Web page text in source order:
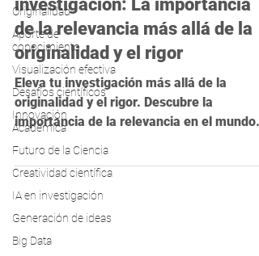
Originalidad
Aporte de
conocimiento
Visualización efectiva
Desafíos científicos
Innovación
Académica
Futuro de la Ciencia
Creatividad científica
IA en investigación
Generación de ideas
Big Data
Cómo diferenciar y elevar tu
investigación: La importancia
de la relevancia más allá de la
originalidad y el rigor
Eleva tu investigación más allá de la
originalidad y el rigor. Descubre la
importancia de la relevancia en el mundo
científico